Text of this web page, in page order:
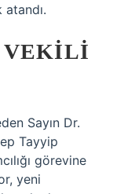
atandı.
VEKILI
Sayın Dr.
Tayyip
görevine
yeni